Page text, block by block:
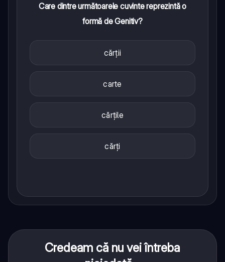
Care dintre următoarele cuvinte reprezintă o
formă de Genitiv?
cărții
carte
cărțile
cărți
Credeam că nu vei întreba